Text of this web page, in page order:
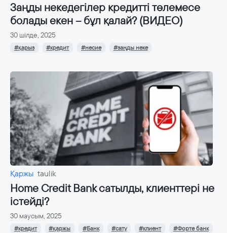
Заңды некедегілер кредитті төлемесе
болады екен – бұл қалай? (ВИДЕО)
30 шілде, 2025
#қарыз #кредит #несие #заңды неке
Қаржы taulik
Home Credit Bank сатылды, клиенттері не
істейді?
30 маусым, 2025
#кредит #қаржы #Банк #сату #клиент
#Форте банк